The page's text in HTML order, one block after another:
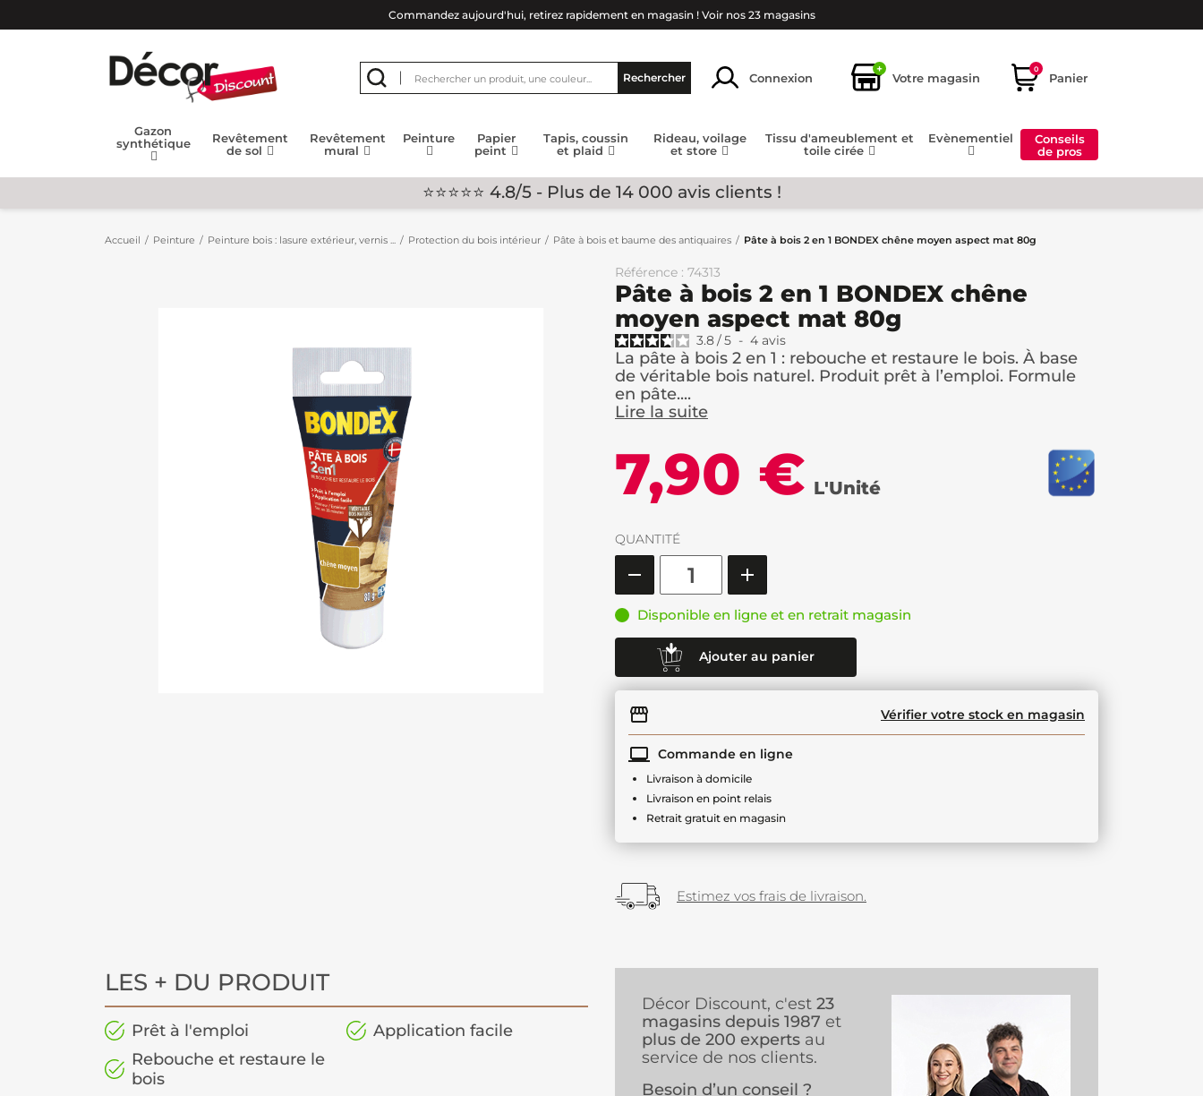
Commandez aujourd'hui, retirez rapidement en magasin ! Voir nos 23 magasins
Rechercher Connexion
+
Votre magasin
0
Panier
Gazon
synthétique
Revêtement
de sol
Revêtement
mural
Peinture
Papier
peint
Tapis, coussin
et plaid
Rideau, voilage
et store
Tissu d'ameublement et
toile cirée
Evènementiel
Conseils
de pros
⭐⭐⭐⭐⭐ 4.8/5 - Plus de 14 000 avis clients !
Accueil Peinture Peinture bois : lasure extérieur, vernis ... Protection du bois intérieur Pâte à bois et baume des antiquaires Pâte à bois 2 en 1 BONDEX chêne moyen aspect mat 80g
Référence : 74313
Pâte à bois 2 en 1 BONDEX chêne
moyen aspect mat 80g
3.8/5 - 4 avis
La pâte à bois 2 en 1 : rebouche et restaure le bois. À base
de véritable bois naturel. Produit prêt à l’emploi. Formule
en pâte....
Lire la suite
7,90 € L'Unité
QUANTITÉ
Disponible en ligne et en retrait magasin
Ajouter au panier
Vérifier votre stock en magasin
Commande en ligne
Livraison à domicile
Livraison en point relais
Retrait gratuit en magasin
Estimez vos frais de livraison.
LES + DU PRODUIT
Prêt à l'emploi
Application facile
Rebouche et restaure le
bois
Décor Discount, c'est 23
magasins depuis 1987 et
plus de 200 experts au
service de nos clients.
Besoin d’un conseil ?